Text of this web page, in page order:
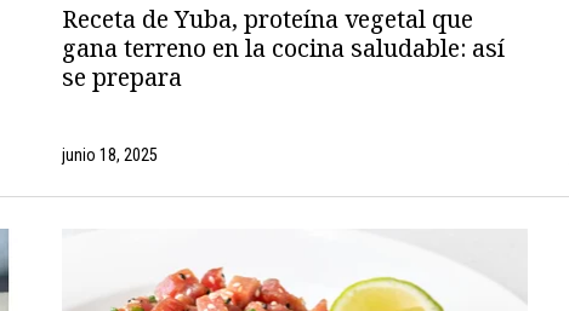
Receta de Yuba, proteína vegetal que
gana terreno en la cocina saludable: así
se prepara
junio 18, 2025